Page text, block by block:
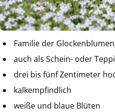
Familie der
auch als Schein- oder
drei bis fünf Zentimeter
kalkempfindlich
weiße und blaue Blüten